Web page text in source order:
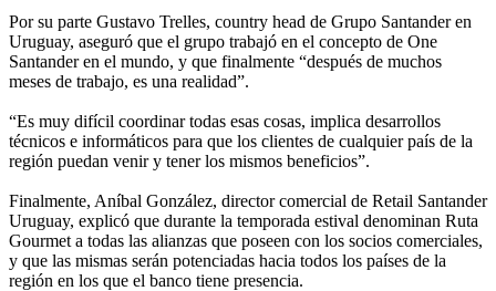
Por su parte Gustavo Trelles, country head de Grupo Santander en
Uruguay, aseguró que el grupo trabajó en el concepto de One
Santander en el mundo, y que finalmente “después de muchos
meses de trabajo, es una realidad”.
“Es muy difícil coordinar todas esas cosas, implica desarrollos
técnicos e informáticos para que los clientes de cualquier país de la
región puedan venir y tener los mismos beneficios”.
Finalmente, Aníbal González, director comercial de Retail Santander
Uruguay, explicó que durante la temporada estival denominan Ruta
Gourmet a todas las alianzas que poseen con los socios comerciales,
y que las mismas serán potenciadas hacia todos los países de la
región en los que el banco tiene presencia.